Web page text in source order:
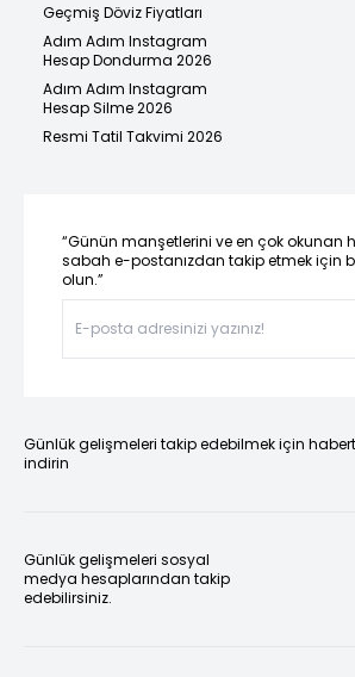
Geçmiş Döviz Fiyatları
Adım Adım Instagram
Hesap Dondurma 2026
Adım Adım Instagram
Hesap Silme 2026
Resmi Tatil Takvimi 2026
“Günün manşetlerini ve en çok okunan
sabah e-postanızdan takip etmek için
olun.”
Günlük gelişmeleri takip edebilmek için
indirin
Günlük gelişmeleri sosyal
medya hesaplarından takip
edebilirsiniz.